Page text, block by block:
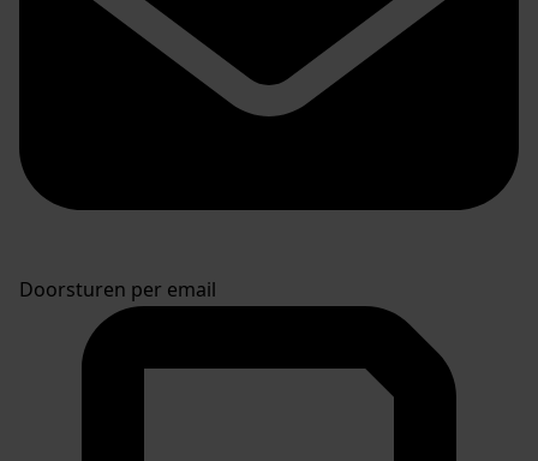
Doorsturen per email